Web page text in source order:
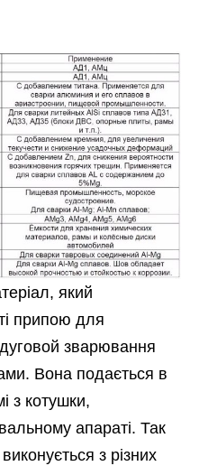
який
припою для
зварювання
Вона подається в
з котушки,
апараті. Так
з різних